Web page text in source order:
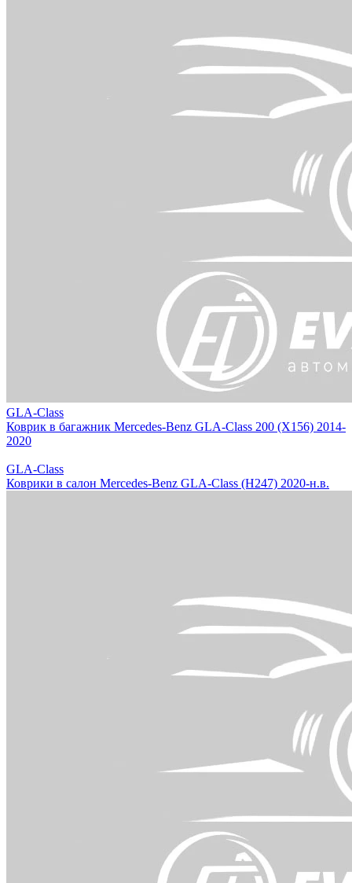
GLA-Class
Коврик в багажник Mercedes-Benz GLA-Class 200 (X156) 2014-
2020
GLA-Class
Коврики в салон Mercedes-Benz GLA-Class (H247) 2020-н.в.